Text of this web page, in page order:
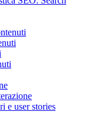
e user stories